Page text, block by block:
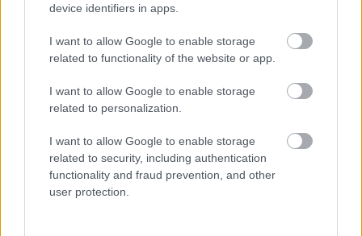
device identifiers in apps.
I want to allow Google to enable storage
related to functionality of the website or app.
I want to allow Google to enable storage
related to personalization.
I want to allow Google to enable storage
related to security, including authentication
functionality and fraud prevention, and other
user protection.
A Megadeth énekese szerint Obama
rendezte meg a denveri